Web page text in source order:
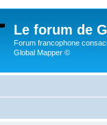
Le forum de
Forum francophone
Global Mapper ©